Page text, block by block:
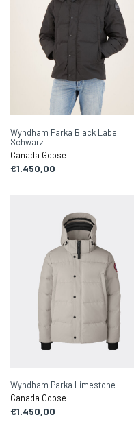
Wyndham Parka Black Label
Schwarz
Canada Goose
€1.450,00
Wyndham Parka Limestone
Canada Goose
€1.450,00